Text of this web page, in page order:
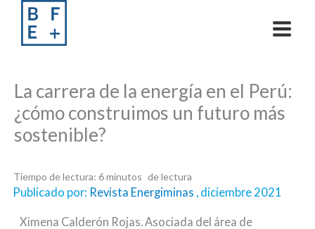
content
La carrera de la energía en el Perú:
¿cómo construimos un futuro más
sostenible?
Tiempo de lectura: 6minutos
Publicado por: Revista Energiminas , diciembre 2021
Ximena Calderón Rojas. Asociada del área de